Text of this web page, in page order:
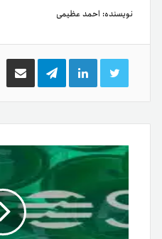
نویسنده: احمد عظیمی
توییتر لینکدینتلگرام اشتراک
گذاری